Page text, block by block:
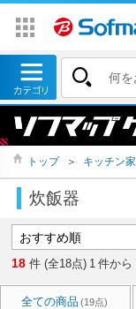
トップ ＞ キッチン
炊飯器
18 件 (全18点) 1 件から
全ての商品 (19点)